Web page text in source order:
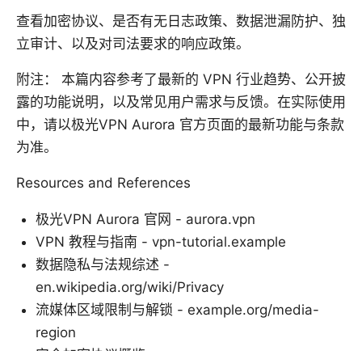
查看加密协议、是否有无日志政策、数据泄漏防护、独
立审计、以及对司法要求的响应政策。
附注： 本篇内容参考了最新的 VPN 行业趋势、公开披
露的功能说明，以及常见用户需求与反馈。在实际使用
中，请以极光VPN Aurora 官方页面的最新功能与条款
为准。
Resources and References
极光VPN Aurora 官网 - aurora.vpn
VPN 教程与指南 - vpn-tutorial.example
数据隐私与法规综述 -
en.wikipedia.org/wiki/Privacy
流媒体区域限制与解锁 - example.org/media-
region